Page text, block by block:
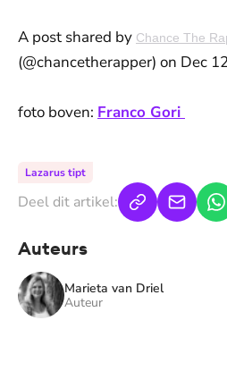
A post shared by Chance The
(@chancetherapper) on Dec
foto boven: Franco Gori
Lazarus tipt
Deel dit artikel:
Auteurs
Marieta van Driel
Auteur